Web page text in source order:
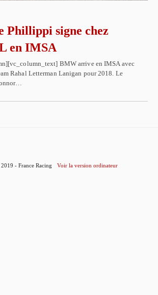
Phillippi signe chez
en IMSA
BMW arrive en IMSA avec
Rahal Letterman Lanigan pour 2018. Le
- France Racing Voir la version ordinateur